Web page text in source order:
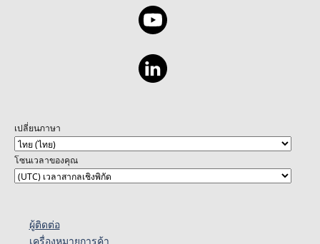
เปลี่ยนภาษา
โซนเวลาของคุณ
ผู้ติดต่อ
เครื่องหมายการค้า